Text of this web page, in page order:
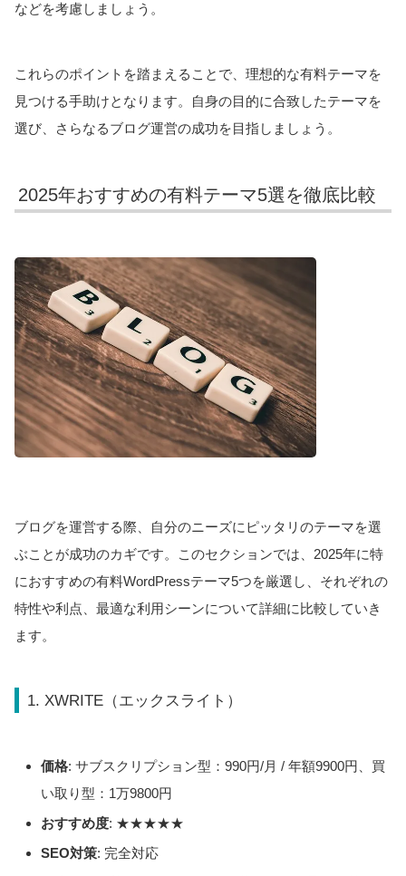
などを考慮しましょう。
これらのポイントを踏まえることで、理想的な有料テーマを
見つける手助けとなります。自身の目的に合致したテーマを
選び、さらなるブログ運営の成功を目指しましょう。
2025年おすすめの有料テーマ5選を徹底比較
ブログを運営する際、自分のニーズにピッタリのテーマを選
ぶことが成功のカギです。このセクションでは、2025年に特
におすすめの有料WordPressテーマ5つを厳選し、それぞれの
特性や利点、最適な利用シーンについて詳細に比較していき
ます。
1. XWRITE（エックスライト）
価格: サブスクリプション型：990円/月 / 年額9900円、買
い取り型：1万9800円
おすすめ度: ★★★★★
SEO対策: 完全対応